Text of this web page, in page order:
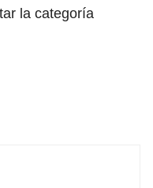
la categoría